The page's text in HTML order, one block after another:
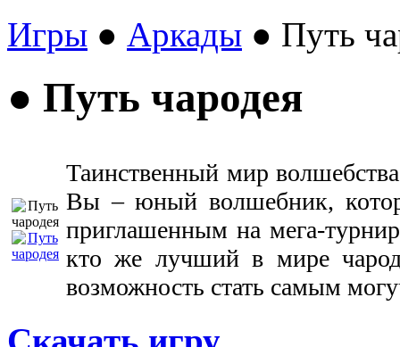
Игры ● Аркады ● Путь
● Путь чародея
Таинственный мир
Вы – юный волшебник,
приглашенным на мега-
кто же лучший в мире
возможность стать самым